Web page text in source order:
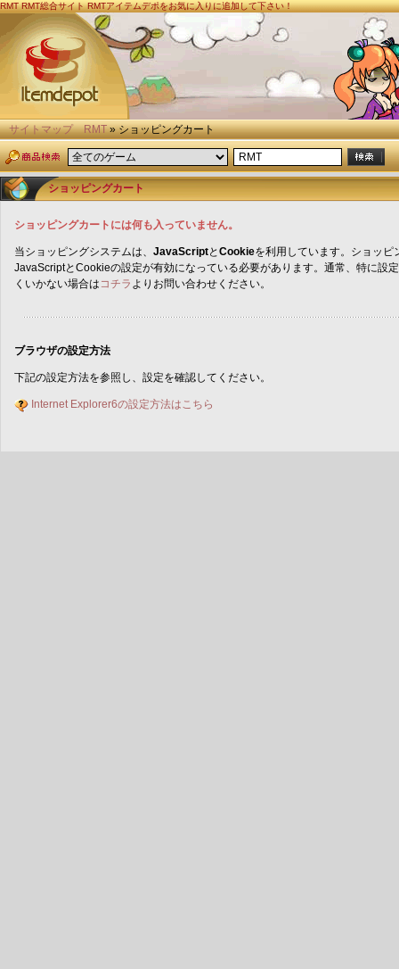
RMT RMT総合サイト RMTアイテムデポをお気に入りに追加して下さい！
サイトマップ RMT» ショッピングカート
ショッピングカート
ショッピングカートには何も入っていません。
当ショッピングシステムは、 JavaScriptと Cookieを利用しています。ショッ
JavaScriptとCookieの設定が有効になっている必要があります。通常、特に設
くいかない場合は コチラ よりお問い合わせください。
ブラウザの設定方法
下記の設定方法を参照し、設定を確認してください。
Internet Explorer6の設定方法はこちら